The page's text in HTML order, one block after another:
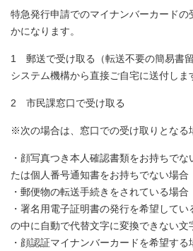
特急発行申請でのマイナンバーカードの
かになります。
1 郵送で受け取る（転送不要の簡易書
システム機構から直接ご自宅に送付しま
2 市民課窓口で受け取る
※次の場合は、窓口での受け取りとなる
・顔写真つき本人確認書類をお持ちで
たは個人番号通知書をお持ちでない場合
・郵便物の転送手続きをされている場合
・署名用電子証明書の発行を希望して
の中に自動で代替文字に変換できない文
・顔認証マイナンバーカードを希望する